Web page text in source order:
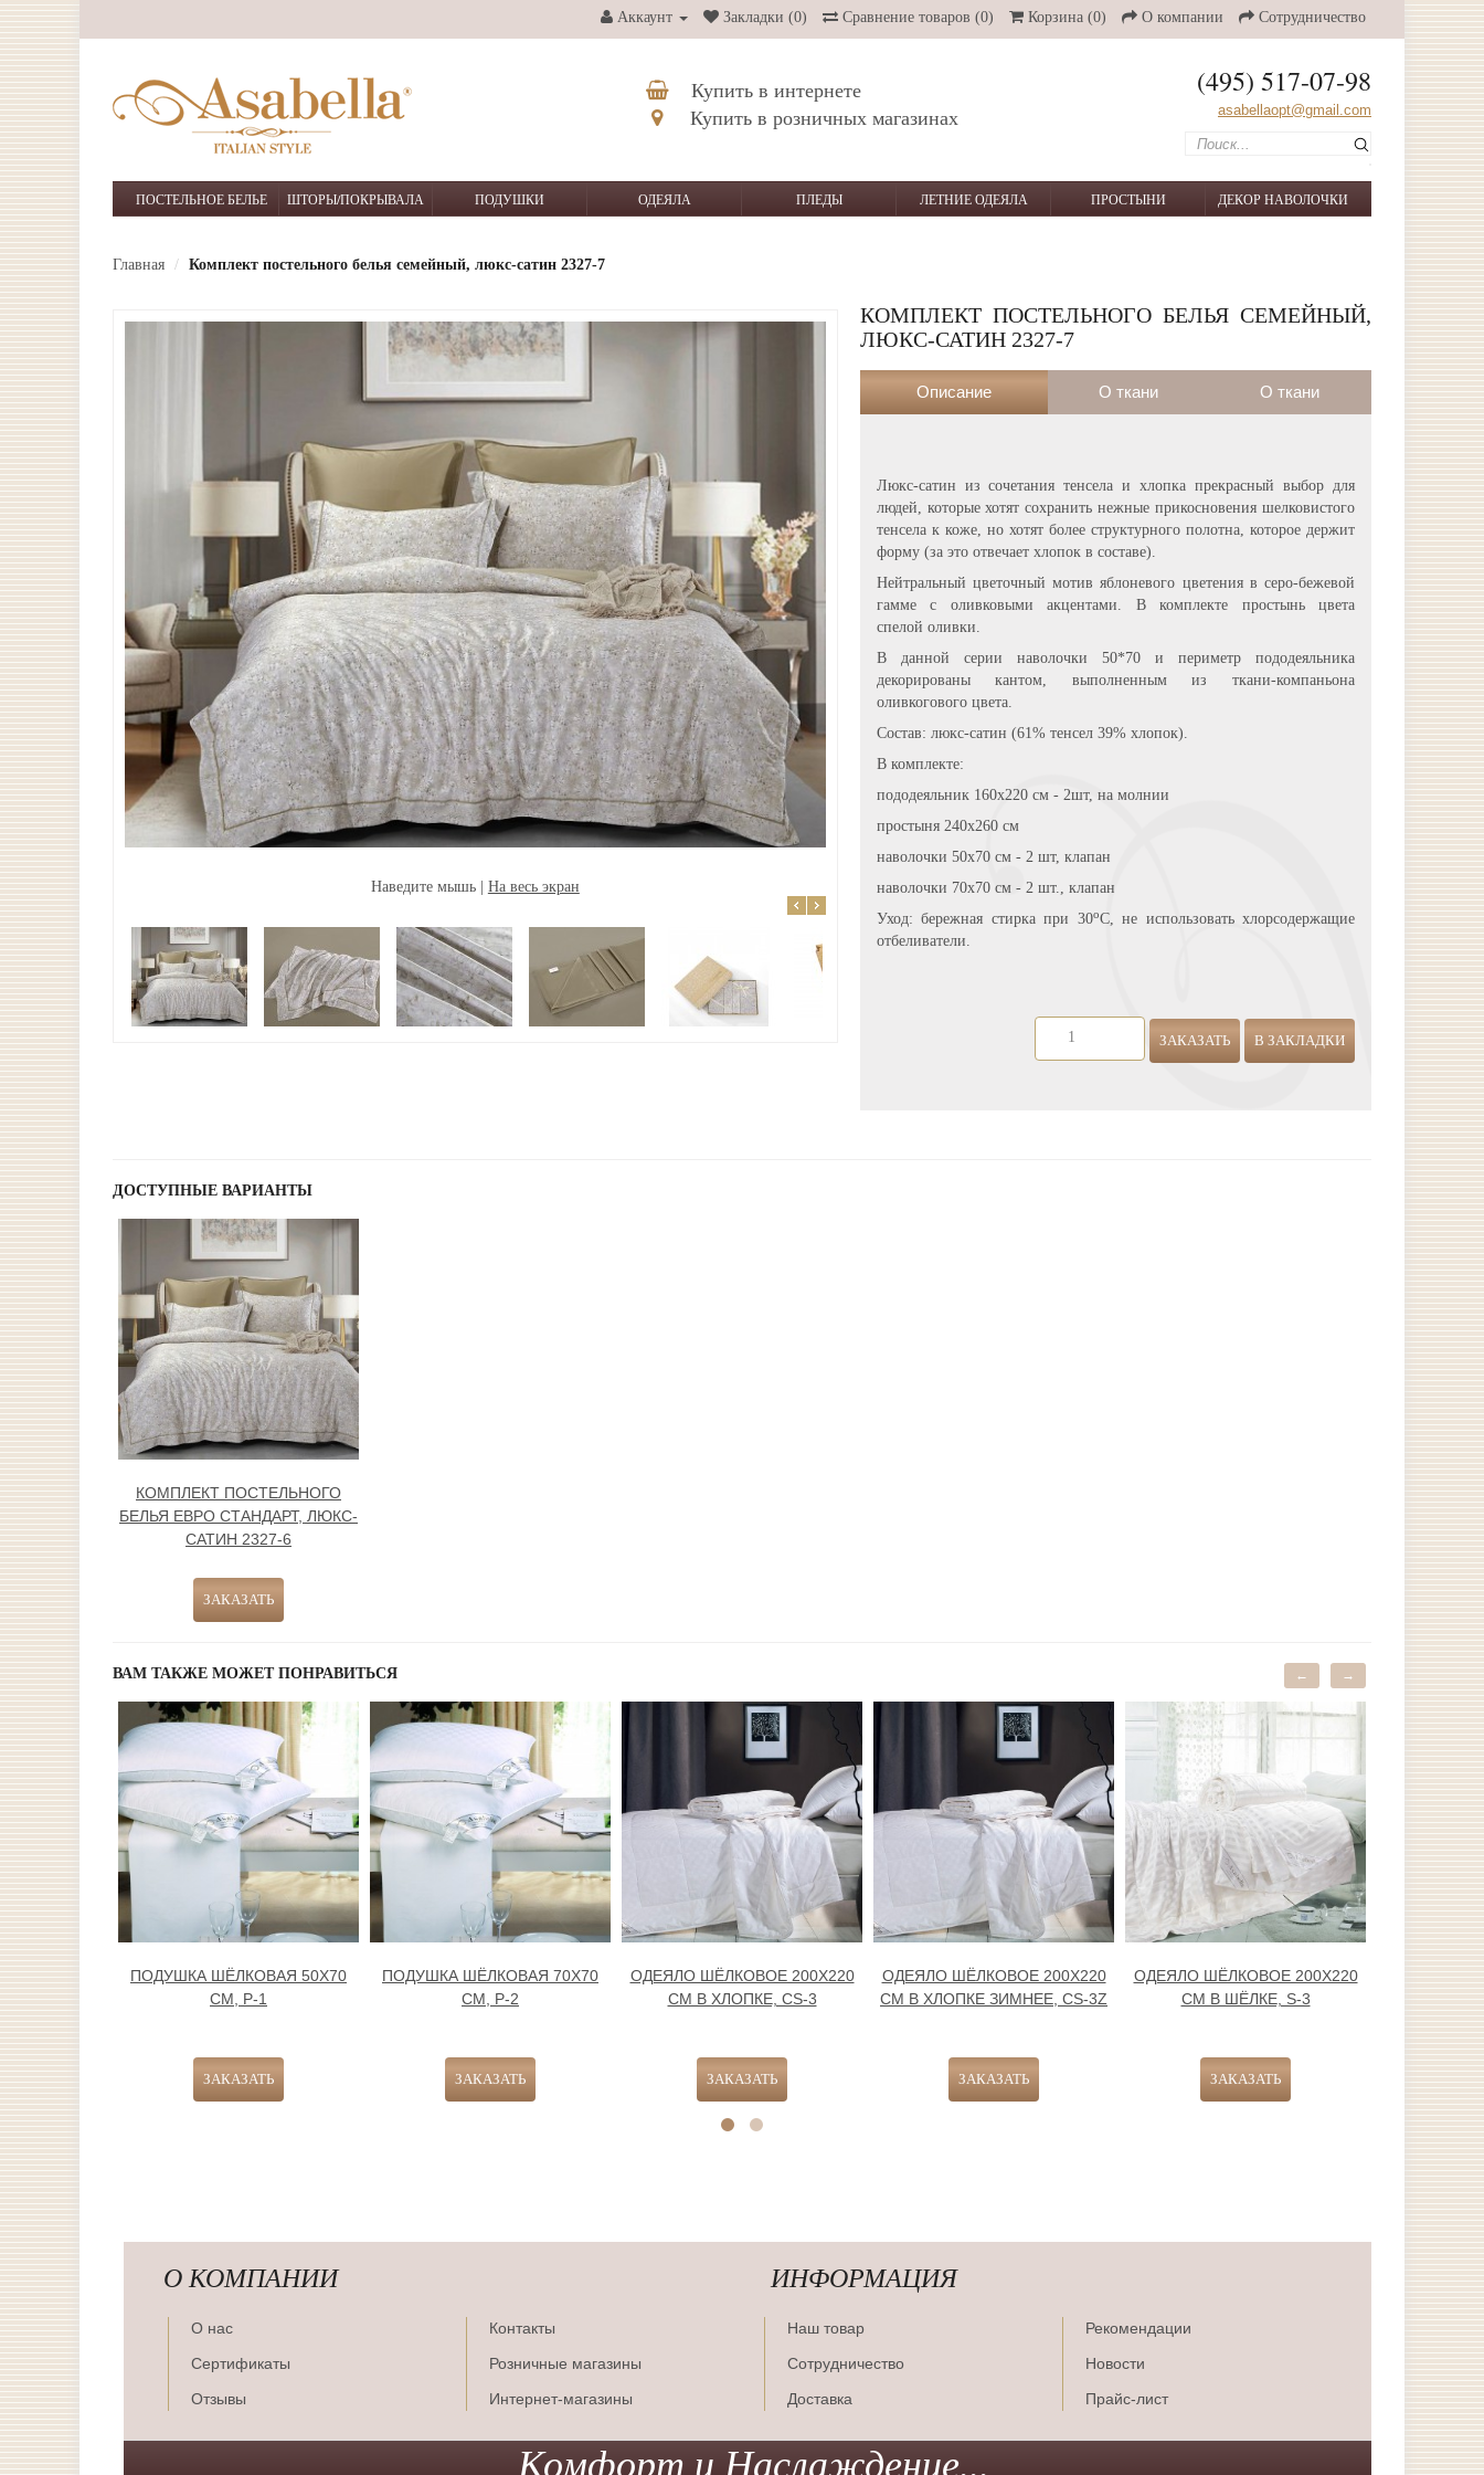
Аккаунт Закладки (0) Сравнение товаров (0) Корзина (0) О компании Сотрудничество
Купить в интернете
Купить в розничных магазинах
(495) 517-07-98
asabellaopt@gmail.com
ПОСТЕЛЬНОЕ БЕЛЬЕ ШТОРЫ/ПОКРЫВАЛА ПОДУШКИ ОДЕЯЛА ПЛЕДЫ ЛЕТНИЕ ОДЕЯЛА ПРОСТЫНИ ДЕКОР НАВОЛОЧКИ
Главная Комплект постельного белья семейный, люкс-сатин 2327-7
Наведите мышь | На весь экран
КОМПЛЕКТ ПОСТЕЛЬНОГО БЕЛЬЯ СЕМЕЙНЫЙ,
ЛЮКС-САТИН 2327-7
Описание О ткани О ткани
Люкс-сатин из сочетания тенсела и хлопка прекрасный выбор для
людей, которые хотят сохранить нежные прикосновения шелковистого
тенсела к коже, но хотят более структурного полотна, которое держит
форму (за это отвечает хлопок в составе).
Нейтральный цветочный мотив яблоневого цветения в серо-бежевой
гамме с оливковыми акцентами. В комплекте простынь цвета
спелой оливки.
В данной серии наволочки 50*70 и периметр пододеяльника
декорированы кантом, выполненным из ткани-компаньона
оливкогового цвета.
Состав: люкс-сатин (61% тенсел 39% хлопок).
В комплекте:
пододеяльник 160х220 см - 2шт, на молнии
простыня 240х260 см
наволочки 50х70 см - 2 шт, клапан
наволочки 70х70 см - 2 шт., клапан
Уход: бережная стирка при 30оС, не использовать хлорсодержащие
отбеливатели.
ЗАКАЗАТЬ В ЗАКЛАДКИ
ДОСТУПНЫЕ ВАРИАНТЫ
КОМПЛЕКТ ПОСТЕЛЬНОГО
БЕЛЬЯ ЕВРО СТАНДАРТ, ЛЮКС-
САТИН 2327-6
ВАМ ТАКЖЕ МОЖЕТ ПОНРАВИТЬСЯ
ПОДУШКА ШЁЛКОВАЯ 50Х70
СМ, Р-1
ПОДУШКА ШЁЛКОВАЯ 70Х70
СМ, Р-2
ОДЕЯЛО ШЁЛКОВОЕ 200Х220
СМ В ХЛОПКЕ, CS-3
ОДЕЯЛО ШЁЛКОВОЕ 200Х220
СМ В ХЛОПКЕ ЗИМНЕЕ, CS-3Z
ОДЕЯЛО ШЁЛКОВОЕ 200Х220
СМ В ШЁЛКЕ, S-3
← →
О КОМПАНИИ ИНФОРМАЦИЯ
О нас
Сертификаты
Отзывы
Контакты
Розничные магазины
Интернет-магазины
Наш товар
Сотрудничество
Доставка
Рекомендации
Новости
Прайс-лист
Комфорт и Наслаждение...